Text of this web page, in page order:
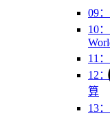
09
10
11
12
算
13